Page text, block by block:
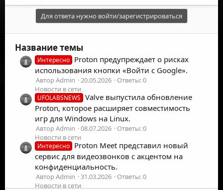
Для ответа нужно войти/зарегистрироваться
Название темы
Интересно Proton предупреждает о рисках
использования кнопки «Войти с Google».
Автор Admin 20.05.2026
Ответы: 0
Новости в сети
UFOLABSNEWS
Valve выпустила обновление
Proton, которое расширяет совместимость
игр для Windows на Linux.
Автор Admin 08.07.2026
Ответы: 0
Новости в сети
Интересно Proton Meet представил новый
сервис для видеозвонков с акцентом на
конфиденциальность.
Автор Admin 31.03.2026
Ответы: 0
Новости в сети